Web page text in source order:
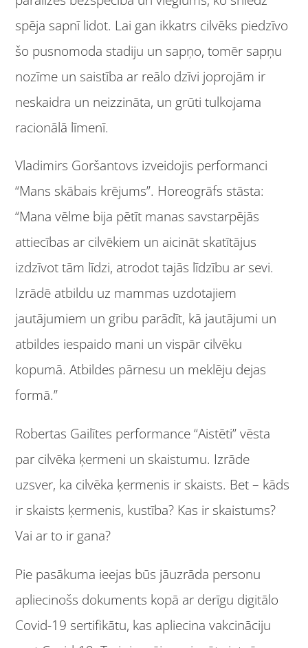
spēja sapnī lidot. Lai gan ikkatrs cilvēks piedzīvo
šo pusnomoda stadiju un sapņo, tomēr sapņu
nozīme un saistība ar reālo dzīvi joprojām ir
neskaidra un neizzināta, un grūti tulkojama
racionālā līmenī.
Vladimirs Goršantovs izveidojis performanci
“Mans skābais krējums”. Horeogrāfs stāsta:
“Mana vēlme bija pētīt manas savstarpējās
attiecības ar cilvēkiem un aicināt skatītājus
izdzīvot tām līdzi, atrodot tajās līdzību ar sevi.
Izrādē atbildu uz mammas uzdotajiem
jautājumiem un gribu parādīt, kā jautājumi un
atbildes iespaido mani un vispār cilvēku
kopumā. Atbildes pārnesu un meklēju dejas
formā.”
Robertas Gailītes performance “Aistēti” vēsta
par cilvēka ķermeni un skaistumu. Izrāde
uzsver, ka cilvēka ķermenis ir skaists. Bet – kāds
ir skaists ķermenis, kustība? Kas ir skaistums?
Vai ar to ir gana?
Pie pasākuma ieejas būs jāuzrāda personu
apliecinošs dokuments kopā ar derīgu digitālo
Covid-19 sertifikātu, kas apliecina vakcināciju